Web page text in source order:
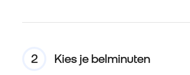
Kies je belminuten